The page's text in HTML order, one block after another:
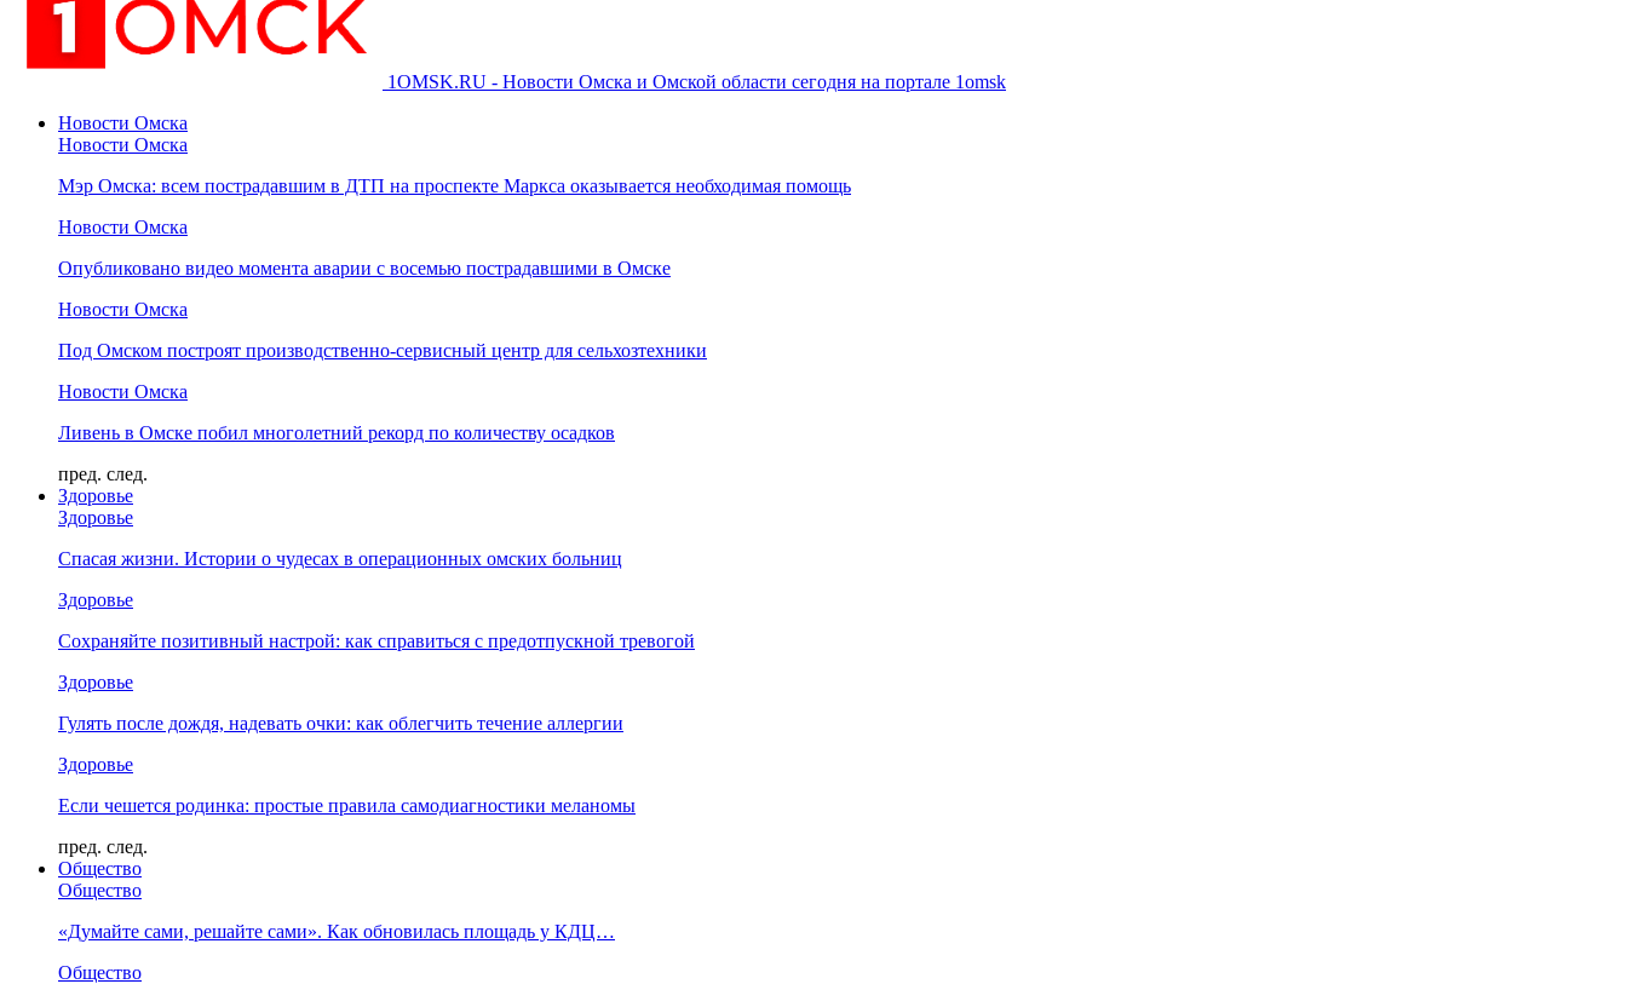
1OMSK.RU - Новости Омска и Омской области сегодня на портале 1omsk
Новости Омска
Новости Омска
Мэр Омска: всем пострадавшим в ДТП на проспекте Маркса оказывается необходимая помощь
Новости Омска
Опубликовано видео момента аварии с восемью пострадавшими в Омске
Новости Омска
Под Омском построят производственно-сервисный центр для сельхозтехники
Новости Омска
Ливень в Омске побил многолетний рекорд по количеству осадков
пред. след.
Здоровье
Здоровье
Спасая жизни. Истории о чудесах в операционных омских больниц
Здоровье
Сохраняйте позитивный настрой: как справиться с предотпускной тревогой
Здоровье
Гулять после дождя, надевать очки: как облегчить течение аллергии
Здоровье
Если чешется родинка: простые правила самодиагностики меланомы
пред. след.
Общество
Общество
«Думайте сами, решайте сами». Как обновилась площадь у КДЦ…
Общество